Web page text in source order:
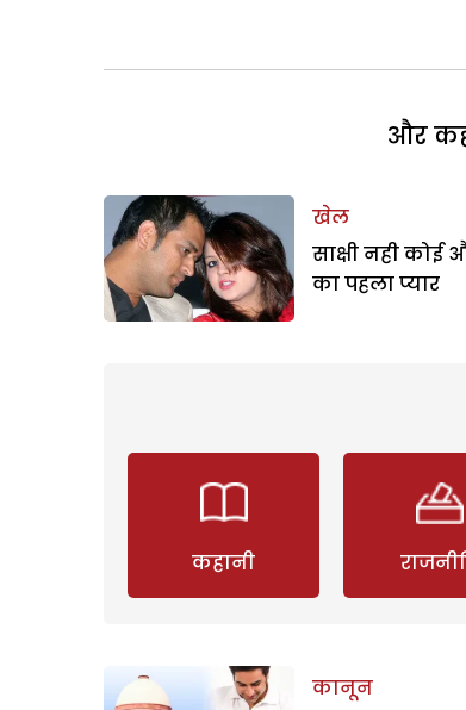
और
खेल
साक्षी नही कोई
का पहला प्यार
कहानी
कानून